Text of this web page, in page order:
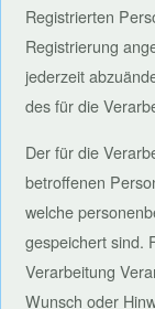
Registrierten
Registrierung
jederzeit
des für die
Der für die
betroffenen
welche
gespeichert sind.
Verarbeitung
Wunsch oder